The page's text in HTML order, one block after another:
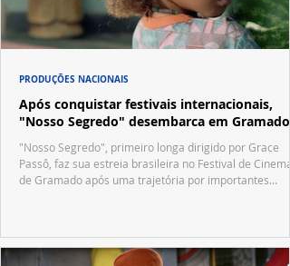
Após conquistar festivais internacionais,
"Nosso Segredo" desembarca em Gramado
"Nosso Segredo", primeiro longa dirigido por Grace
Passô, faz sua estreia brasileira no Festival de Cinema
de Gramado após uma trajetória por importantes
PRODUÇÕES NACIONAIS